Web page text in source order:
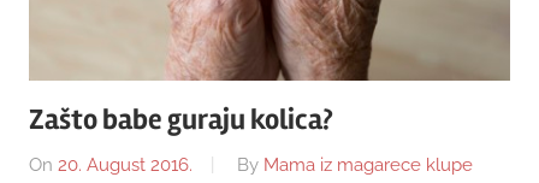
Zašto babe guraju kolica?
On 20. August 2016. By Mama iz magarece klupe